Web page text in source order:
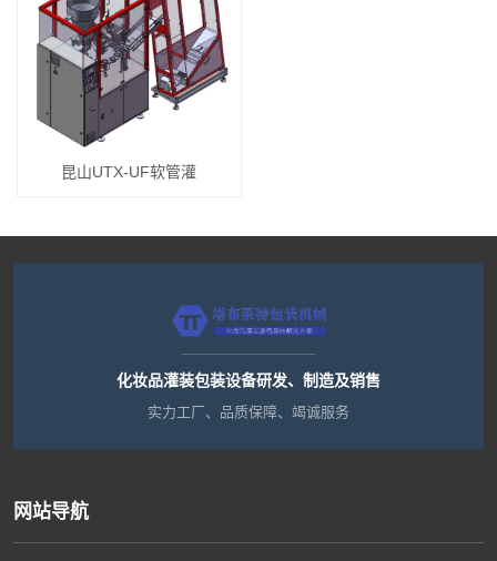
昆山UTX-UF软管灌
化妆品灌装包装设备研发、制造及销售
实力工厂、品质保障、竭诚服务
网站导航